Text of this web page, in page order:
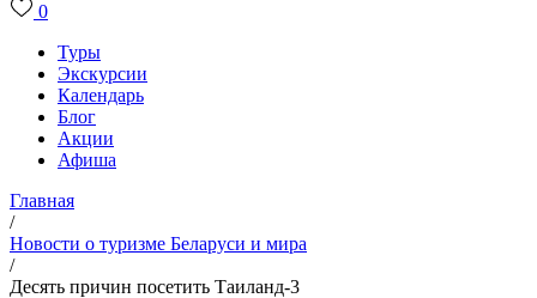
0
Туры
Экскурсии
Календарь
Блог
Акции
Афиша
Главная
/
Новости о туризме Беларуси и мира
/
Десять причин посетить Таиланд-3